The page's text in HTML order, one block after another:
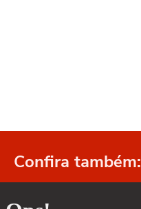
Confira também: